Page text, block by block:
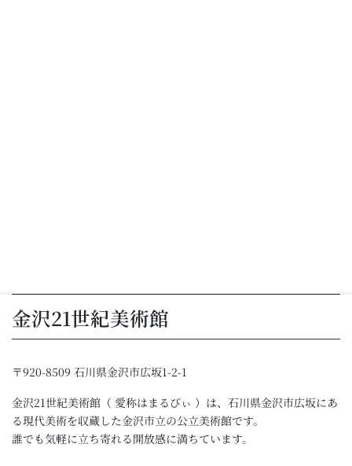
金沢21世紀美術館
〒920-8509 石川県金沢市広坂1-2-1
金沢21世紀美術館（ 愛称はまるびぃ ）は、石川県金沢市広坂にあ
る現代美術を収蔵した金沢市立の公立美術館です。
誰でも気軽に立ち寄れる開放感に満ちています。